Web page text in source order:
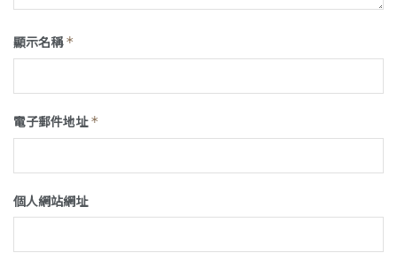
顯示名稱*
電子郵件地址*
個人網站網址